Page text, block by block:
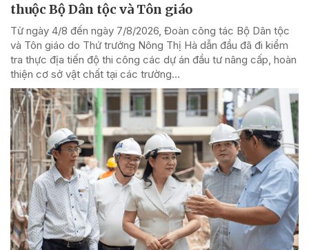
thuộc Bộ Dân tộc và Tôn giáo
Từ ngày 4/8 đến ngày 7/8/2026, Đoàn công tác Bộ Dân tộc
và Tôn giáo do Thứ trưởng Nông Thị Hà dẫn đầu đã đi kiểm
tra thực địa tiến độ thi công các dự án đầu tư nâng cấp, hoàn
thiện cơ sở vật chất tại các trường...